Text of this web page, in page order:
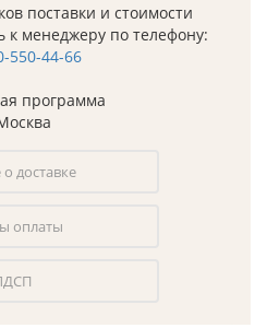
поставки и стоимости
к менеджеру по телефону:
550-44-66
программа
доставке
оплаты